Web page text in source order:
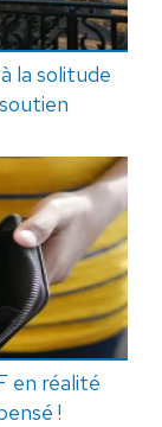
la solitude
en réalité
!